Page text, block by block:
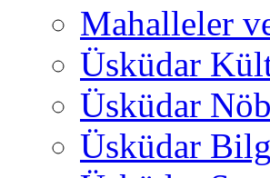
Mahalleler
Üsküdar
Üsküdar
Üsküdar